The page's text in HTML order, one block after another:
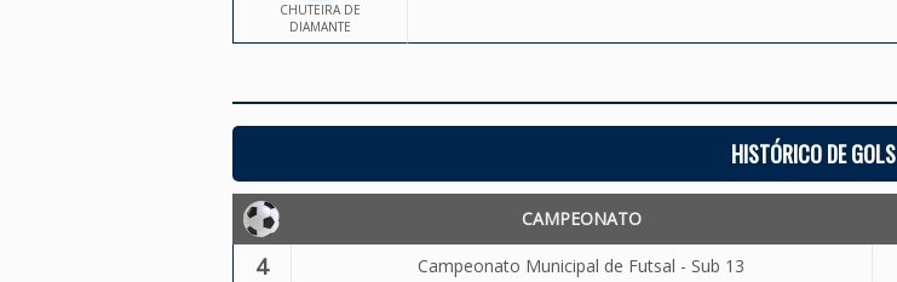
CHUTEIRA DE
DIAMANTE
HISTÓRICO DE GOLS
CAMPEONATO
4 Campeonato Municipal de Futsal - Sub 13